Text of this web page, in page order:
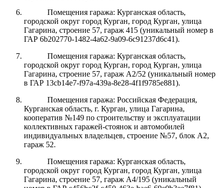
Помещения гаража: Курганская область,
городской округ город Курган, город Курган, улица
Гагарина, строение 57, гараж 415 (уникальный номер в
ГАР 6b202770-1482-4a62-9a09-6c91237d6c41).
Помещения гаража: Курганская область,
городской округ город Курган, город Курган, улица
Гагарина, строение 57, гараж А2/52 (уникальный номер
в ГАР 13cb14e7-f97a-439a-8e28-4f1f9785e881).
Помещения гаража: Российская Федерация,
Курганская область, г. Курган, улица Гагарина,
кооператив №149 по строительству и эксплуатации
коллективных гаражей-стоянок и автомобилей
индивидуальных владельцев, строение №57, блок А2,
гараж 52.
Помещения гаража: Курганская область,
городской округ город Курган, город Курган, улица
Гагарина, строение 57, гараж А4/195 (уникальный